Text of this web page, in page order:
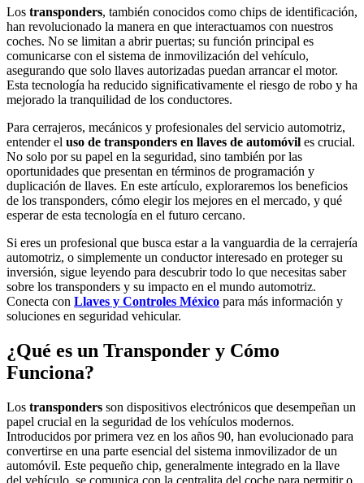
Los transponders, también conocidos como chips de identificación,
han revolucionado la manera en que interactuamos con nuestros
coches. No se limitan a abrir puertas; su función principal es
comunicarse con el sistema de inmovilización del vehículo,
asegurando que solo llaves autorizadas puedan arrancar el motor.
Esta tecnología ha reducido significativamente el riesgo de robo y ha
mejorado la tranquilidad de los conductores.
Para cerrajeros, mecánicos y profesionales del servicio automotriz,
entender el uso de transponders en llaves de automóvil es crucial.
No solo por su papel en la seguridad, sino también por las
oportunidades que presentan en términos de programación y
duplicación de llaves. En este artículo, exploraremos los beneficios
de los transponders, cómo elegir los mejores en el mercado, y qué
esperar de esta tecnología en el futuro cercano.
Si eres un profesional que busca estar a la vanguardia de la cerrajería
automotriz, o simplemente un conductor interesado en proteger su
inversión, sigue leyendo para descubrir todo lo que necesitas saber
sobre los transponders y su impacto en el mundo automotriz.
Conecta con Llaves y Controles México para más información y
soluciones en seguridad vehicular.
¿Qué es un Transponder y Cómo
Funciona?
Los transponders son dispositivos electrónicos que desempeñan un
papel crucial en la seguridad de los vehículos modernos.
Introducidos por primera vez en los años 90, han evolucionado para
convertirse en una parte esencial del sistema inmovilizador de un
automóvil. Este pequeño chip, generalmente integrado en la llave
del vehículo, se comunica con la centralita del coche para permitir o